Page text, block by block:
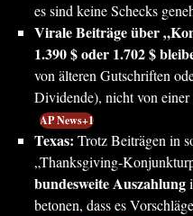
es sind keine Schecks
Virale Beiträge über
1.390 $ oder 1.702 $
von älteren Gutschriften
Dividende), nicht von
AP News+1
Texas: Trotz Beiträgen in
„Thanksgiving-
bundesweite Auszahlung
betonen, dass es